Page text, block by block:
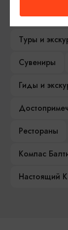
Туры и
Сувениры
Гиды и
Рестораны
Компас
Настоящий